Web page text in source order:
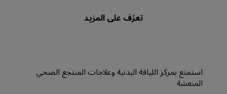
استمتع بمركز اللياقة البدنية وعلاجات المنتجع الصحي
المنعشة